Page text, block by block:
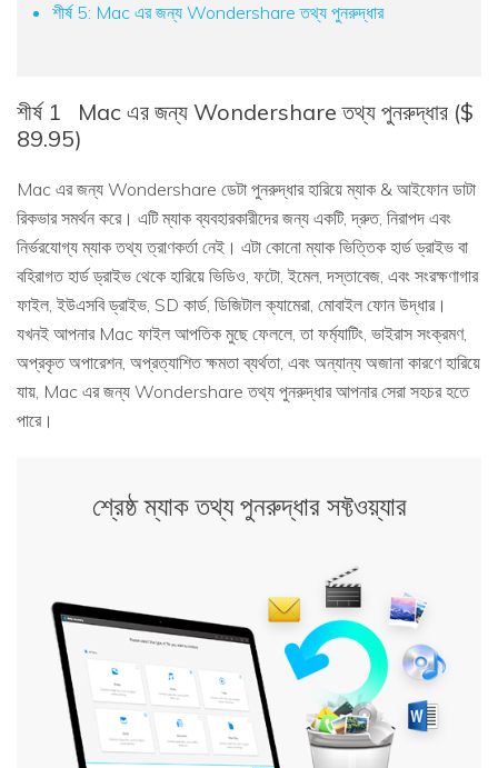
শীর্ষ 5: Mac এর জন্য Wondershare তথ্য পুনরুদ্ধার
শীর্ষ 1
Mac এর জন্য Wondershare তথ্য পুনরুদ্ধার ($
89.95)
Mac এর জন্য Wondershare ডেটা পুনরুদ্ধার হারিয়ে ম্যাক & আইফোন ডাটা
রিকভার সমর্থন করে। এটি ম্যাক ব্যবহারকারীদের জন্য একটি, দ্রুত, নিরাপদ এবং
নির্ভরযোগ্য ম্যাক তথ্য ত্রাণকর্তা নেই। এটা কোনো ম্যাক ভিত্তিক হার্ড ড্রাইভ বা
বহিরাগত হার্ড ড্রাইভ থেকে হারিয়ে ভিডিও, ফটো, ইমেল, দস্তাবেজ, এবং সংরক্ষণাগার
ফাইল, ইউএসবি ড্রাইভ, SD কার্ড, ডিজিটাল ক্যামেরা, মোবাইল ফোন উদ্ধার।
যখনই আপনার Mac ফাইল আপতিক মুছে ফেললে, তা ফর্ম্যাটিং, ভাইরাস সংক্রমণ,
অপ্রকৃত অপারেশন, অপ্রত্যাশিত ক্ষমতা ব্যর্থতা, এবং অন্যান্য অজানা কারণে হারিয়ে
যায়, Mac এর জন্য Wondershare তথ্য পুনরুদ্ধার আপনার সেরা সহচর হতে
পারে।
শ্রেষ্ঠ ম্যাক তথ্য পুনরুদ্ধার সফ্টওয়্যার